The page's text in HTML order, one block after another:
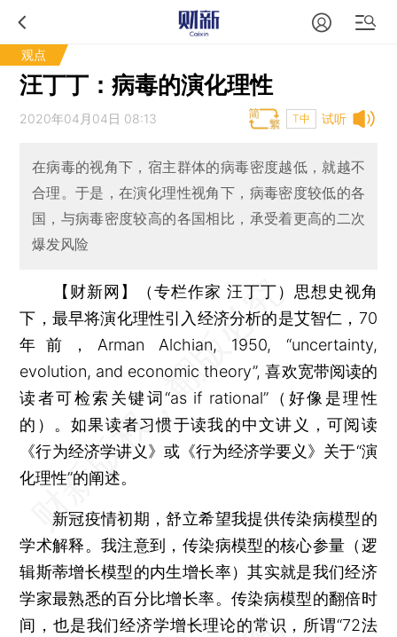
观点
汪丁丁：病毒的演化理性
试听
2020年04月04日 08:13 T中
在病毒的视角下，宿主群体的病毒密度越低，就越不
合理。于是，在演化理性视角下，病毒密度较低的各
国，与病毒密度较高的各国相比，承受着更高的二次
爆发风险
【财新网】（专栏作家 汪丁丁） 思想史视角
下，最早将演化理性引入经济分析的是艾智仁，70
年前，Arman Alchian, 1950, “uncertainty,
evolution, and economic theory”, 喜欢宽带阅读的
读者可检索关键词“as if rational”（好像是理性
的）。如果读者习惯于读我的中文讲义，可阅读
《行为经济学讲义》或《行为经济学要义》关于“演
化理性”的阐述。
新冠疫情初期，舒立希望我提供传染病模型的
学术解释。我注意到，传染病模型的核心参量（逻
辑斯蒂增长模型的内生增长率）其实就是我们经济
学家最熟悉的百分比增长率。传染病模型的翻倍时
间，也是我们经济学增长理论的常识，所谓“72法